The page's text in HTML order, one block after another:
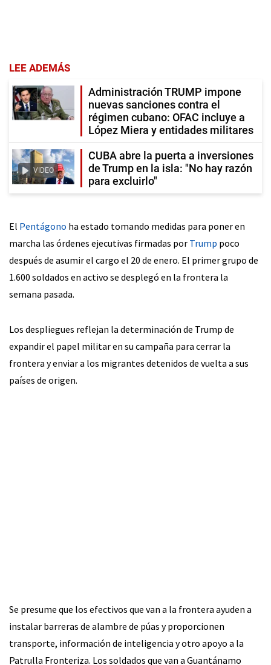
LEE ADEMÁS
Administración TRUMP impone
nuevas sanciones contra el
régimen cubano: OFAC incluye a
López Miera y entidades militares
VIDEO
CUBA abre la puerta a inversiones
de Trump en la isla: "No hay razón
para excluirlo"
El Pentágono ha estado tomando medidas para poner en
marcha las órdenes ejecutivas firmadas por Trump poco
después de asumir el cargo el 20 de enero. El primer grupo de
1.600 soldados en activo se desplegó en la frontera la
semana pasada.
Los despliegues reflejan la determinación de Trump de
expandir el papel militar en su campaña para cerrar la
frontera y enviar a los migrantes detenidos de vuelta a sus
países de origen.
Se presume que los efectivos que van a la frontera ayuden a
instalar barreras de alambre de púas y proporcionen
transporte, información de inteligencia y otro apoyo a la
Patrulla Fronteriza. Los soldados que van a Guantánamo